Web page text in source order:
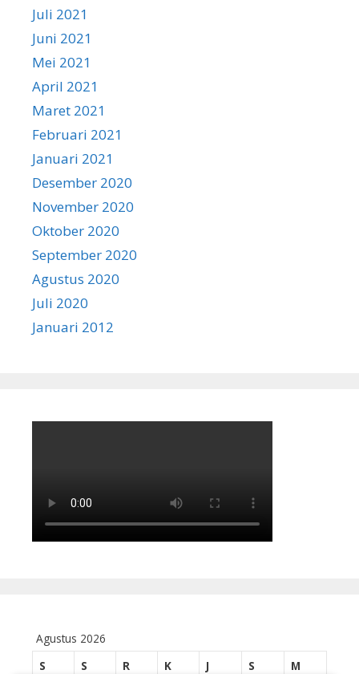
Juli 2021
Juni 2021
Mei 2021
April 2021
Maret 2021
Februari 2021
Januari 2021
Desember 2020
November 2020
Oktober 2020
September 2020
Agustus 2020
Juli 2020
Januari 2012
Agustus 2026
S
S R K J S M